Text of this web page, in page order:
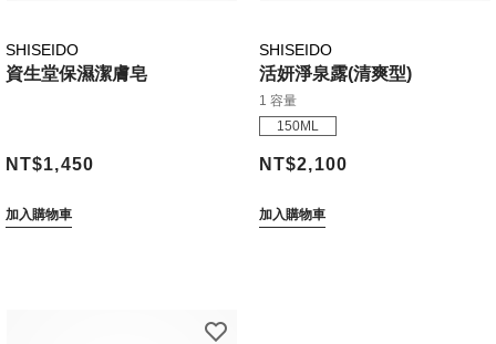
SHISEIDO
資生堂保濕潔膚皂
NT$1,450
加入購物車
SHISEIDO
活妍淨泉露(清爽型)
1 容量
150ML
NT$2,100
加入購物車